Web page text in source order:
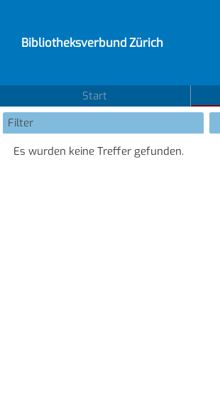
Bibliotheksverbund Zürich
Start
Filter
Es wurden keine Treffer gefunden.